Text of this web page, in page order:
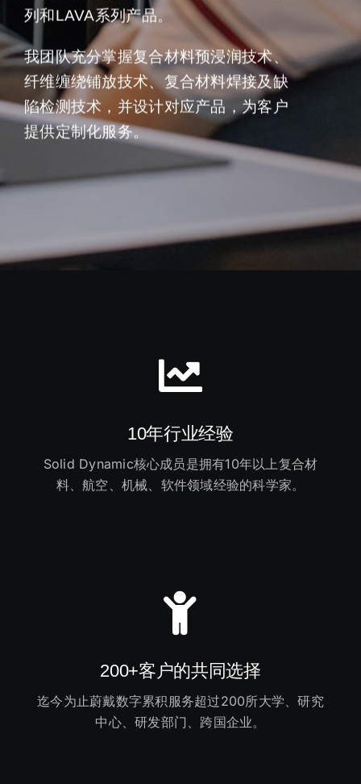
列和LAVA系列产品。
我团队充分掌握复合材料预浸润技术、
纤维缠绕铺放技术、复合材料焊接及缺
陷检测技术，并设计对应产品，为客户
提供定制化服务。
10年行业经验
Solid Dynamic核心成员是拥有10年以上复合材
料、航空、机械、软件领域经验的科学家。
200+客户的共同选择
迄今为止蔚戴数字累积服务超过200所大学、研究
中心、研发部门、跨国企业。